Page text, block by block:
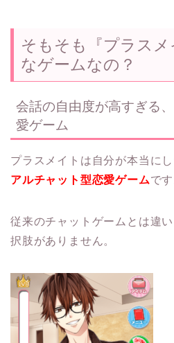
そもそも『プラス
なゲームなの？
会話の自由度が高すぎる
愛ゲーム
プラスメイトは自分が本当に
アルチャット型恋愛ゲームです
従来のチャットゲームとは違
択肢がありません。